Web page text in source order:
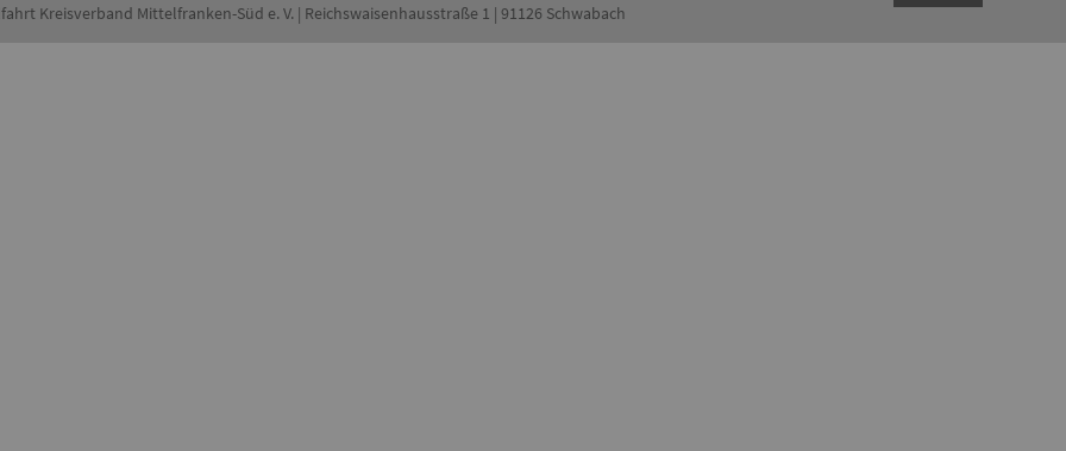
Kreisverband Mittelfranken-Süd e. V. | Reichswaisenhausstraße 1 | 91126 Schwabach